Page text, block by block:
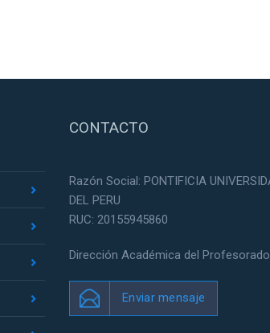
CONTACTO
Razón Social: PONTIFICIA
DEL PERU
RUC: 20155945860
Dirección Académica del Profesorado
Enviar mensaje